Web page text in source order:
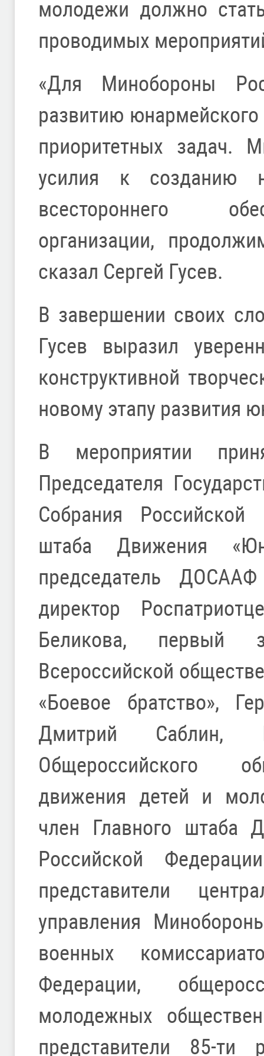
молодежи должно
проводимых
«Для Минобороны
развитию
приоритетных задач.
усилия к созданию
всестороннего
организации,
сказал Сергей Гусев.
В завершении своих
Гусев выразил
конструктивной
новому этапу развития
В мероприятии
Председателя
Собрания
штаба Движения
председатель
директор
Беликова, первый
Всероссийской
«Боевое братство»,
Дмитрий Саблин,
Общероссийского
движения детей и
член Главного штаба
Российской
представители
управления
военных
Федерации,
молодежных
представители 85-ти